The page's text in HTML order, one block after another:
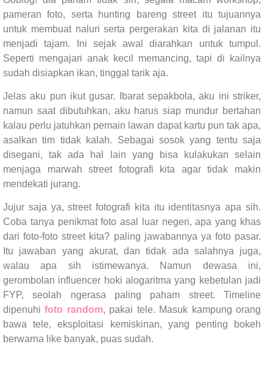
pameran foto, serta hunting bareng street itu tujuannya
untuk membuat naluri serta pergerakan kita di jalanan itu
menjadi tajam. Ini sejak awal diarahkan untuk tumpul.
Seperti mengajari anak kecil memancing, tapi di kailnya
sudah disiapkan ikan, tinggal tarik aja.
Jelas aku pun ikut gusar. Ibarat sepakbola, aku ini striker,
namun saat dibutuhkan, aku harus siap mundur bertahan
kalau perlu jatuhkan pemain lawan dapat kartu pun tak apa,
asalkan tim tidak kalah. Sebagai sosok yang tentu saja
disegani, tak ada hal lain yang bisa kulakukan selain
menjaga marwah street fotografi kita agar tidak makin
mendekati jurang.
Jujur saja ya, street fotografi kita itu identitasnya apa sih.
Coba tanya penikmat foto asal luar negeri, apa yang khas
dari foto-foto street kita? paling jawabannya ya foto pasar.
Itu jawaban yang akurat, dan tidak ada salahnya juga,
walau apa sih istimewanya. Namun dewasa ini,
gerombolan influencer hoki alogaritma yang kebetulan jadi
FYP, seolah ngerasa paling paham street. Timeline
dipenuhifoto random, pakai tele. Masuk kampung orang
bawa tele, eksploitasi kemiskinan, yang penting bokeh
berwarna like banyak, puas sudah.